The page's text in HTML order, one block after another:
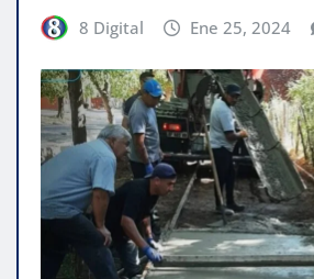
8 Digital Ene 25, 2024